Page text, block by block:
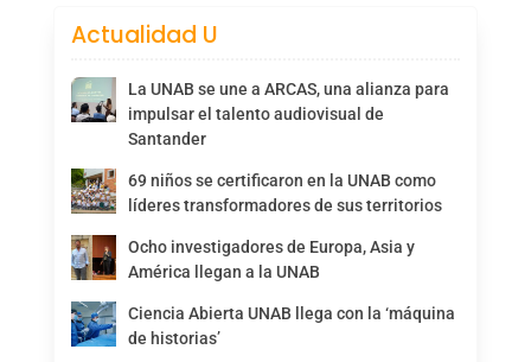
Actualidad U
La UNAB se une a ARCAS, una alianza para
impulsar el talento audiovisual de
Santander
69 niños se certificaron en la UNAB como
líderes transformadores de sus territorios
Ocho investigadores de Europa, Asia y
América llegan a la UNAB
Ciencia Abierta UNAB llega con la ‘máquina
de historias’